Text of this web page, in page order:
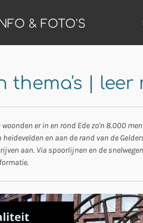
& FOTO'S
thema's | leer
er in en rond Ede zo'n 8.000
heidevelden en aan de rand van de
aan. Via spoorlijnen en de